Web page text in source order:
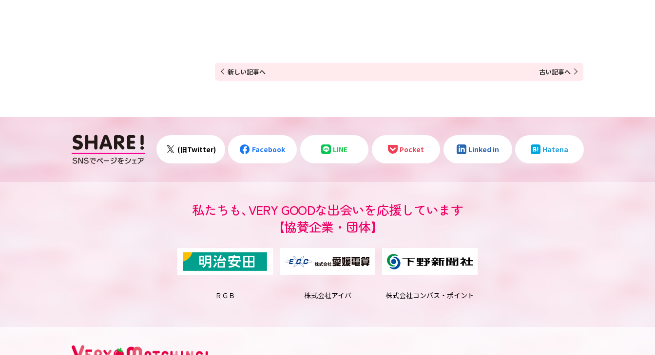
◯センターへのアクセス ◯お問い合わせ ◯プライバシーポリシー
新しい記事へ 古い記事へ
(旧Twitter) Facebook LINE Pocket Linked in Hatena
私たちも、VERY GOODな出会いを応援しています
【協賛企業・団体】
ＲＧＢ 株式会社アイバ 株式会社コンパス・ポイント